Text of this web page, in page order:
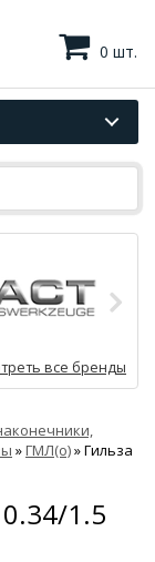
0 шт.
все бренды
»ГМЛ(о)»Гильза
1.5